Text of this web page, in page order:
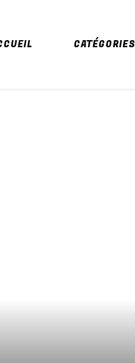
CATÉGORIES